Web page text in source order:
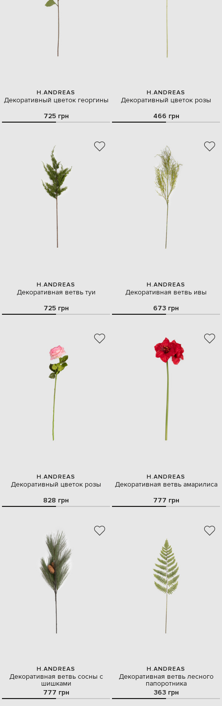
H.ANDREAS
Декоративный цветок георгины
725 грн
H.ANDREAS
Декоративный цветок розы
466 грн
H.ANDREAS
Декоративная ветвь туи
725 грн
H.ANDREAS
Декоративная ветвь ивы
673 грн
H.ANDREAS
Декоративный цветок розы
828 грн
H.ANDREAS
Декоративная ветвь амарилиса
777 грн
H.ANDREAS
Декоративная ветвь сосны с
шишками
777 грн
H.ANDREAS
Декоративная ветвь лесного
папоротника
363 грн